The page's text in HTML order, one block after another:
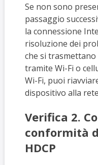
Se non sono
passaggio
la connessione
risoluzione dei
che si
tramite Wi-Fi o
Wi-Fi, puoi
dispositivo alla
Verifica 2.
conformità
HDCP